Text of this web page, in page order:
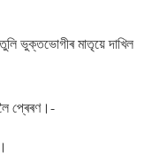
ভুক্তভোগীৰ মাতৃয়ে দাখিল
প্ৰেৰণ।-